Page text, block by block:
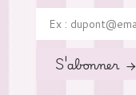
S'abonner →